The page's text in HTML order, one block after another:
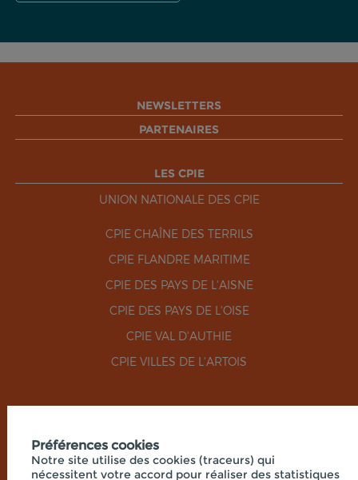
NEWSLETTERS
PARTENAIRES
LES CPIE
UNION NATIONALE DES CPIE
CPIE CHAÎNE DES TERRILS
CPIE FLANDRE MARITIME
CPIE DES PAYS DE L'AISNE
CPIE DES PAYS DE L'OISE
CPIE VAL D'AUTHIE
CPIE VILLES DE L'ARTOIS
Préférences cookies
Notre site utilise des cookies (traceurs) qui
nécessitent votre accord pour réaliser des statistiques